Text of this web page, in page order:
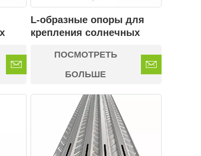
L-образные опоры для
крепления солнечных
различных типов.
ПОСМОТРЕТЬ
БОЛЬШЕ